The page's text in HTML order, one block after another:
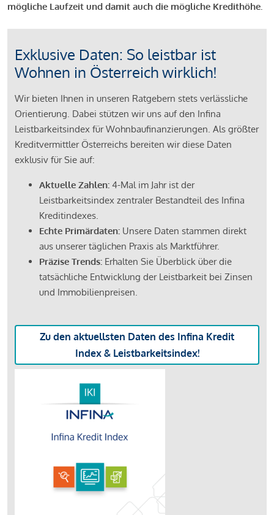
mögliche Laufzeit und damit auch die mögliche Kredithöhe.
Exklusive Daten: So leistbar ist
Wohnen in Österreich wirklich!
Wir bieten Ihnen in unseren Ratgebern stets verlässliche
Orientierung. Dabei stützen wir uns auf den Infina
Leistbarkeitsindex für Wohnbaufinanzierungen. Als größter
Kreditvermittler Österreichs bereiten wir diese Daten
exklusiv für Sie auf:
Aktuelle Zahlen: 4-Mal im Jahr ist der
Leistbarkeitsindex zentraler Bestandteil des Infina
Kreditindexes.
Echte Primärdaten: Unsere Daten stammen direkt
aus unserer täglichen Praxis als Marktführer.
Präzise Trends: Erhalten Sie Überblick über die
tatsächliche Entwicklung der Leistbarkeit bei Zinsen
und Immobilienpreisen.
Zu den aktuellsten Daten des Infina Kredit
Index & Leistbarkeitsindex!